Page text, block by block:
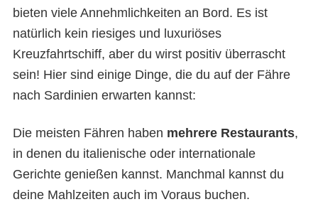
bieten viele Annehmlichkeiten an Bord. Es ist
natürlich kein riesiges und luxuriöses
Kreuzfahrtschiff, aber du wirst positiv überrascht
sein! Hier sind einige Dinge, die du auf der Fähre
nach Sardinien erwarten kannst:
Die meisten Fähren haben mehrere Restaurants,
in denen du italienische oder internationale
Gerichte genießen kannst. Manchmal kannst du
deine Mahlzeiten auch im Voraus buchen.